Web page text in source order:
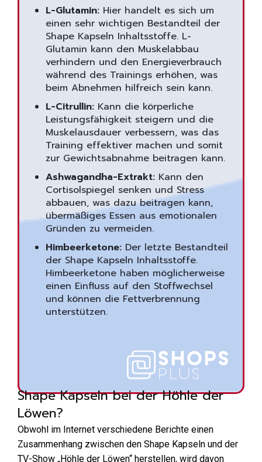
L-Glutamin: Hier handelt es sich um
einen sehr wichtigen Bestandteil der
Shape Kapseln Inhaltsstoffe. L-
Glutamin kann den Muskelabbau
verhindern und den Energieverbrauch
während des Trainings erhöhen, was
beim Abnehmen hilfreich sein kann.
L-Citrullin: Kann die körperliche
Leistungsfähigkeit steigern und die
Muskelausdauer verbessern, was das
Training effektiver machen und somit
zur Gewichtsabnahme beitragen kann.
Ashwagandha-Extrakt: Kann den
Cortisolspiegel senken und Stress
abbauen, was dazu beitragen kann,
übermäßiges Essen aus emotionalen
Gründen zu vermeiden.
Himbeerketone: Der letzte Bestandteil
der Shape Kapseln Inhaltsstoffe.
Himbeerketone haben möglicherweise
einen Einfluss auf den Stoffwechsel
und können die Fettverbrennung
unterstützen.
Shape Kapseln bei der Höhle der
Löwen?
Obwohl im Internet verschiedene Berichte einen
Zusammenhang zwischen den Shape Kapseln und der
TV-Show „Höhle der Löwen“ herstellen, wird davon